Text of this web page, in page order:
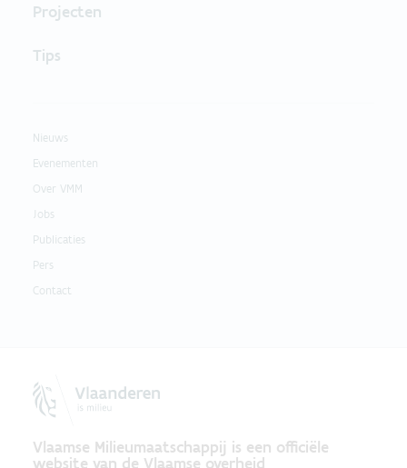
Projecten
Tips
Nieuws
Evenementen
Over VMM
Jobs
Publicaties
Pers
Contact
Vlaamse Milieumaatschappij is een officiële
website van de Vlaamse overheid